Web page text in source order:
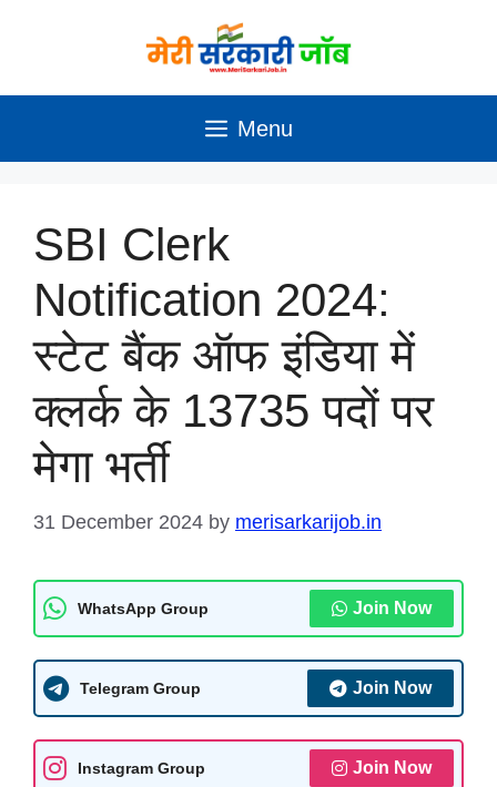
Menu
SBI Clerk
Notification 2024:
स्टेट बैंक ऑफ इंडिया में
क्लर्क के 13735 पदों पर
मेगा भर्ती
31 December 2024 by merisarkarijob.in
WhatsApp Group Join Now
Telegram Group Join Now
Instagram Group Join Now